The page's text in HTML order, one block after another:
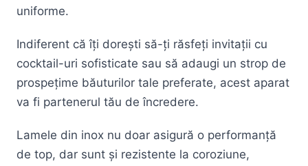
uniforme.
Indiferent că îți dorești să-ți răsfeți invitații cu
cocktail-uri sofisticate sau să adaugi un strop de
prospețime băuturilor tale preferate, acest aparat
va fi partenerul tău de încredere.
Lamele din inox nu doar asigură o performanță
de top, dar sunt și rezistente la coroziune,